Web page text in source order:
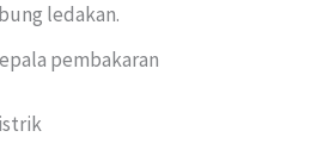
ledakan.
pembakaran